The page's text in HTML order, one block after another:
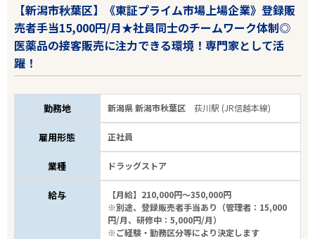
【新潟市秋葉区】《東証プライム市場上場企業》登録販
売者手当15,000円/月★社員同士のチームワーク体制◎
医薬品の接客販売に注力できる環境！専門家として活
躍！
勤務地 新潟県 新潟市秋葉区荻川駅 (JR信越本線)
雇用形態 正社員
業種 ドラッグストア
給与
【月給】210,000円～350,000円
※別途、登録販売者手当あり（管理者：15,000
円/月、研修中：5,000円/月）
※ご経験・勤務区分等により決定します